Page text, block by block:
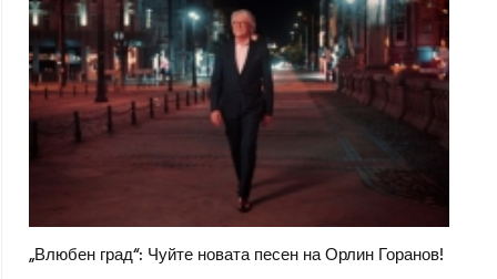
„Влюбен град“: Чуйте новата песен на Орлин Горанов!